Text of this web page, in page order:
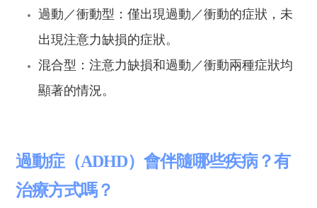
過動／衝動型：僅出現過動／衝動的症狀，未
出現注意力缺損的症狀。
混合型：注意力缺損和過動／衝動兩種症狀均
顯著的情況。
過動症（ADHD）會伴隨哪些疾病？有
治療方式嗎？